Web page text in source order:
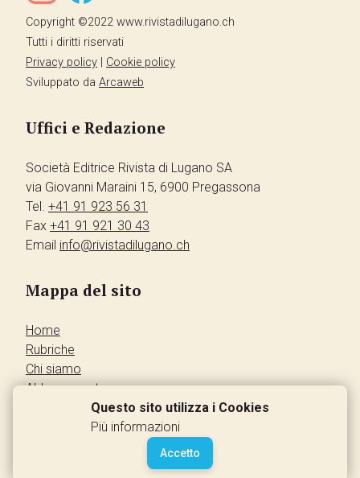
Copyright ©2022 www.rivistadilugano.ch
Tutti i diritti riservati
Privacy policy
Cookie policy
Sviluppato da Arcaweb
Uffici e Redazione
Società Editrice Rivista di Lugano SA
via Giovanni Maraini 15, 6900 Pregassona
Tel. +41 91 923 56 31
Fax +41 91 921 30 43
Email info@rivistadilugano.ch
Mappa del sito
Home
Rubriche
Chi siamo
Abbonamento
Annunci dei lettori
Questo sito utilizza i Cookies
Più informazioni
Accetto